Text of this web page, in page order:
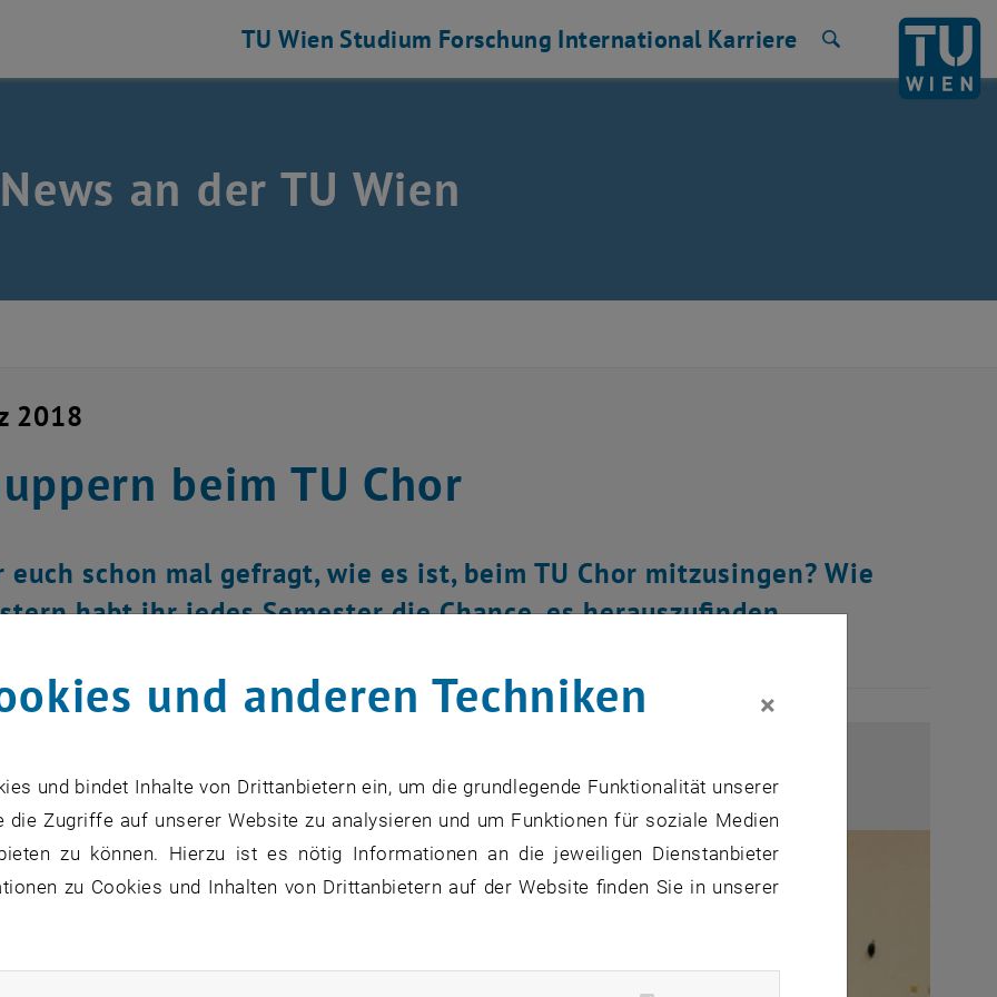
TU Wien Studium Forschung International Karriere
an der TU Wien
2018
beim TU Chor
euch schon mal gefragt, wie es ist, beim TU Chor mitzusingen? Wie
habt ihr jedes Semester die Chance, es herauszufinden.
und anderen Techniken ×
und bindet Inhalte von Drittanbietern ein, um die grundlegende Funktionalität unserer
Zugriffe auf unserer Website zu analysieren und um Funktionen für soziale Medien
zu können. Hierzu ist es nötig Informationen an die jeweiligen Dienstanbieter
zu Cookies und Inhalten von Drittanbietern auf der Website finden Sie in unserer